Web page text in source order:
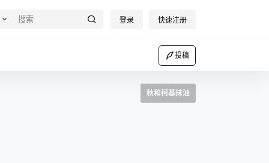
登录 快速注册
投稿
秋和柯基抹油